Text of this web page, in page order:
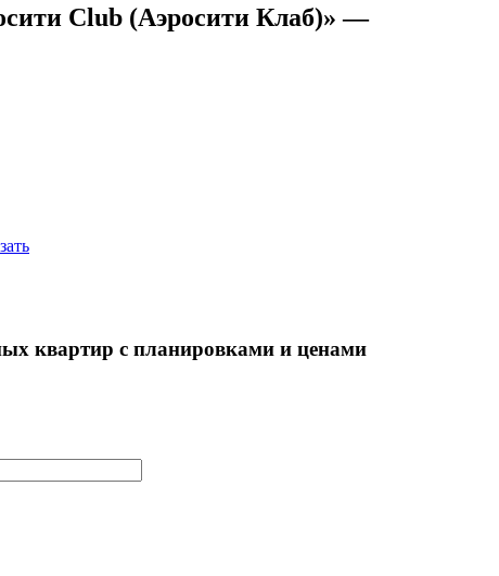
Club (Аэросити Клаб)» —
квартир с планировками и ценами